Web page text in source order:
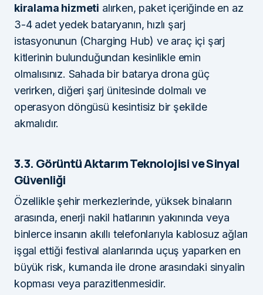
kiralama hizmeti alırken, paket içeriğinde en az
3-4 adet yedek bataryanın, hızlı şarj
istasyonunun (Charging Hub) ve araç içi şarj
kitlerinin bulunduğundan kesinlikle emin
olmalısınız. Sahada bir batarya drona güç
verirken, diğeri şarj ünitesinde dolmalı ve
operasyon döngüsü kesintisiz bir şekilde
akmalıdır.
3.3. Görüntü Aktarım Teknolojisi ve Sinyal
Güvenliği
Özellikle şehir merkezlerinde, yüksek binaların
arasında, enerji nakil hatlarının yakınında veya
binlerce insanın akıllı telefonlarıyla kablosuz ağları
işgal ettiği festival alanlarında uçuş yaparken en
büyük risk, kumanda ile drone arasındaki sinyalin
kopması veya parazitlenmesidir.